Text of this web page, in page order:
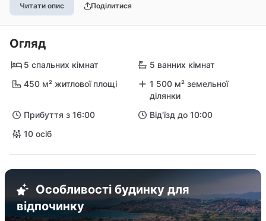
Читати опис Поділитися
Огляд
5 спальних кімнат
5 ванних кімнат
450 м² житлової площі
1 500 м² земельної
ділянки
Прибуття з 16:00
Від'їзд до 10:00
10 осіб
Особливості будинку для
відпочинку